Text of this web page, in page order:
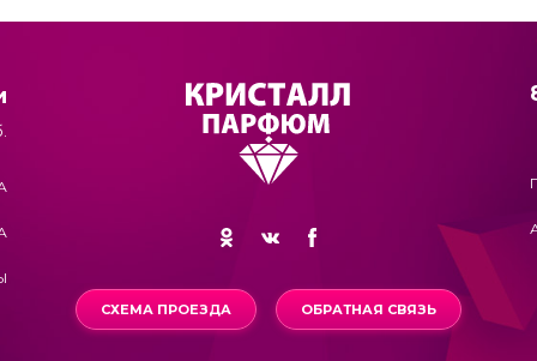
СХЕМА ПРОЕЗДА ОБРАТНАЯ СВЯЗЬ